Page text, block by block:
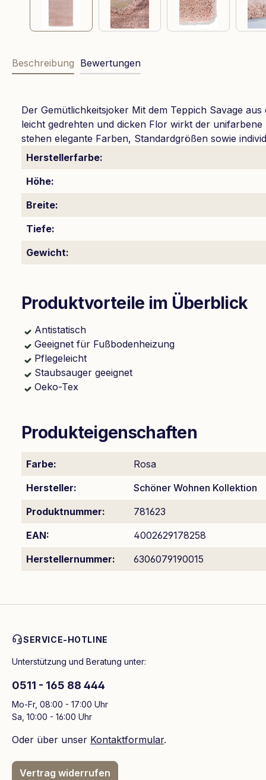
Beschreibung Bewertungen
Der Gemütlichkeitsjoker Mit dem Teppich Savage
leicht gedrehten und dicken Flor wirkt der
stehen elegante Farben, Standardgrößen sowie
Herstellerfarbe:
Höhe:
Breite:
Tiefe:
Gewicht:
Produktvorteile im Überblick
Antistatisch
Geeignet für Fußbodenheizung
Pflegeleicht
Staubsauger geeignet
Oeko-Tex
Produkteigenschaften
Farbe:
Rosa
Hersteller:
Schöner Wohnen Kollektion
Produktnummer:
781623
EAN:
4002629178258
Herstellernummer:
6306079190015
SERVICE-HOTLINE
Unterstützung und Beratung unter:
0511 - 165 88 444
Mo-Fr, 08:00 - 17:00 Uhr
Sa, 10:00 - 16:00 Uhr
Oder über unser Kontaktformular.
Vertrag widerrufen